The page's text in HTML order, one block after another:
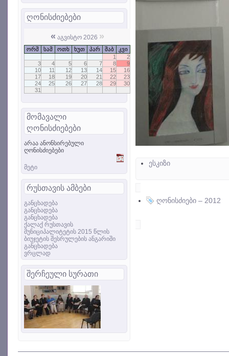
ღონისძიებები
« აგვისტო 2026 »
ორშ სამ ოთხ ხუთ პარ შაბ
კვი
1
2
3
4 5 6 7 8
9
10
11 12 13 14 15
16
17
18 19 20 21 22
23
24
25 26 27 28 29
30
31
მომავალი
ღონისძიებები
არაა ანონსირებული
ღონისძიებები
მეტი
რუსთავის ამბები
განცხადება
განცხადება
განცხადება
ქალაქ რუსთავის
მუნიციპალიტეტის 2015 წლის
ბიუჯეტის შესრულების ანგარიში
განცხადება
ვრცლად
შერჩეული სურათი
ესკიზი
ღონისძიები – 2012